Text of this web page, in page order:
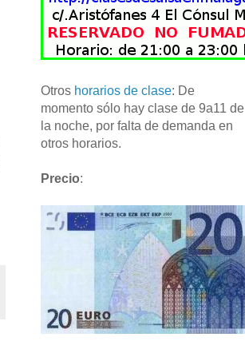
Otros horarios de clase: De
momento sólo hay clase de 9a11 de
la noche, por falta de demanda en
otros horarios.
Precio: